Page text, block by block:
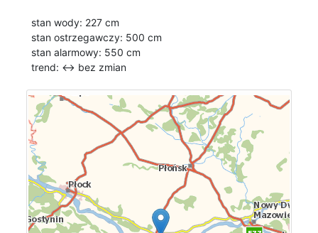
stan wody: 227 cm
stan ostrzegawczy: 500 cm
stan alarmowy: 550 cm
trend: ↔ bez zmian